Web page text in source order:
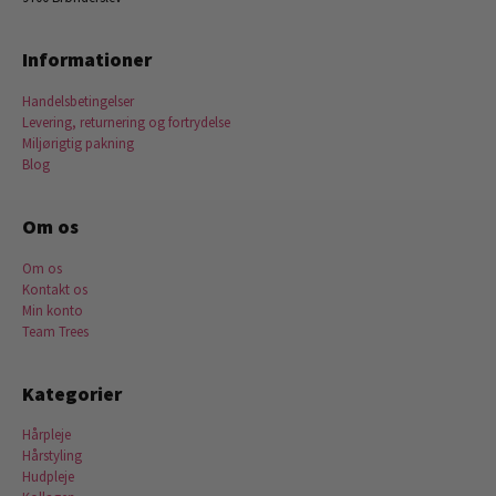
Informationer
Handelsbetingelser
Levering, returnering og fortrydelse
Miljørigtig pakning
Blog
Om os
Om os
Kontakt os
Min konto
Team Trees
Kategorier
Hårpleje
Hårstyling
Hudpleje